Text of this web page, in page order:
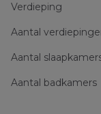
Verdieping
Aantal
Aantal
Aantal badkamers